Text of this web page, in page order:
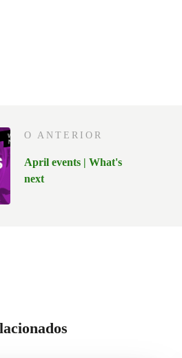
O ANTERIOR
April events | What's
next